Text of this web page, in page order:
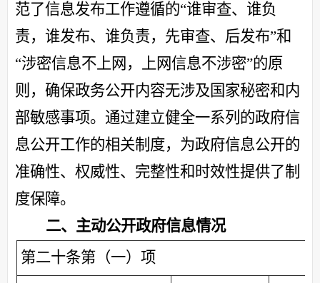
范了信息发布工作遵循的“谁审查、谁负
责，谁发布、谁负责，先审查、后发布”和
“涉密信息不上网，上网信息不涉密”的原
则，确保政务公开内容无涉及国家秘密和内
部敏感事项。通过建立健全一系列的政府信
息公开工作的相关制度，为政府信息公开的
准确性、权威性、完整性和时效性提供了制
度保障。
二、主动公开政府信息情况
第二十条第（一）项